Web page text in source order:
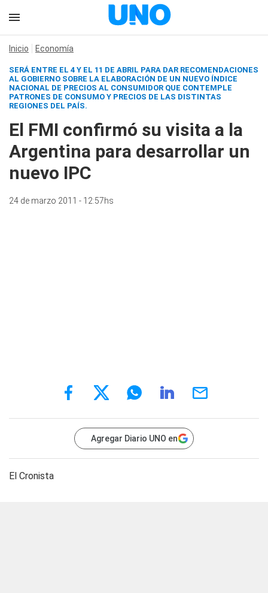
Inicio Economía
SERÁ ENTRE EL 4 Y EL 11 DE ABRIL PARA DAR RECOMENDACIONES
AL GOBIERNO SOBRE LA ELABORACIÓN DE UN NUEVO ÍNDICE
NACIONAL DE PRECIOS AL CONSUMIDOR QUE CONTEMPLE
PATRONES DE CONSUMO Y PRECIOS DE LAS DISTINTAS
REGIONES DEL PAÍS.
El FMI confirmó su visita a la
Argentina para desarrollar un
nuevo IPC
24 de marzo 2011 - 12:57hs
Agregar Diario UNO en
El Cronista